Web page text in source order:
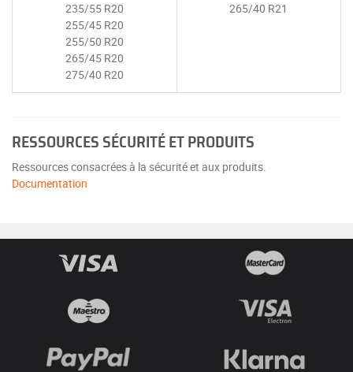
235/55 R20
255/45 R20
255/50 R20
265/45 R20
275/40 R20
265/40 R21
RESSOURCES SÉCURITÉ ET PRODUITS
Ressources consacrées à la sécurité et aux produits.
Documentation